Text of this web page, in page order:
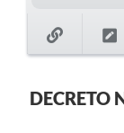
DECRETO